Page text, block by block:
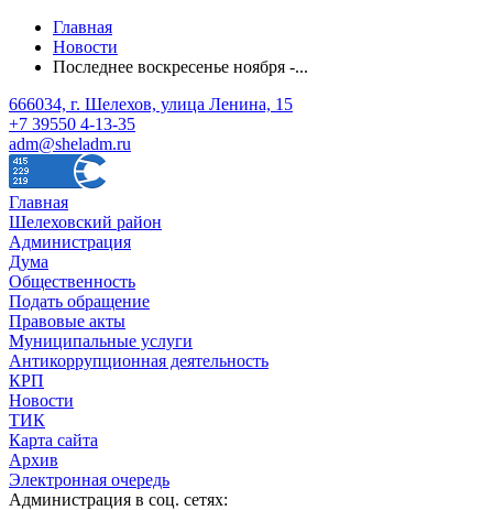
Главная
Новости
Последнее воскресенье ноября -...
666034, г. Шелехов, улица Ленина, 15
+7 39550 4-13-35
adm@sheladm.ru
Главная
Шелеховский район
Администрация
Дума
Общественность
Подать обращение
Правовые акты
Муниципальные услуги
Антикоррупционная деятельность
КРП
Новости
ТИК
Карта сайта
Архив
Электронная очередь
Администрация в соц. сетях: